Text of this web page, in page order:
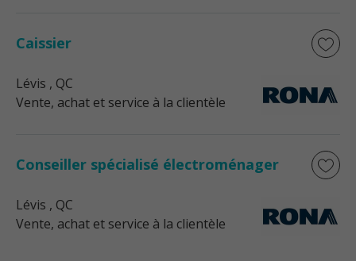
Caissier
Lévis , QC
Vente, achat et service à la clientèle
Conseiller spécialisé électroménager
Lévis , QC
Vente, achat et service à la clientèle